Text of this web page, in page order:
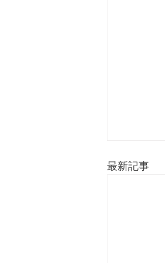
最新記事